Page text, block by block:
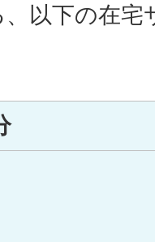
以下の在宅